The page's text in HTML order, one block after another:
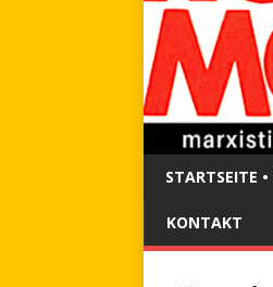
STARTSEITE
KONTAKT